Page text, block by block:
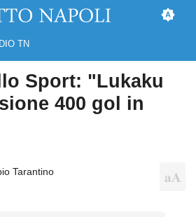
TN
Sport: "Lukaku
400 gol in
Tarantino